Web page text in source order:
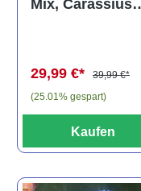
Mix, Carassius
29,99 €*
39,99 €*
(25.01% gespart)
Kaufen